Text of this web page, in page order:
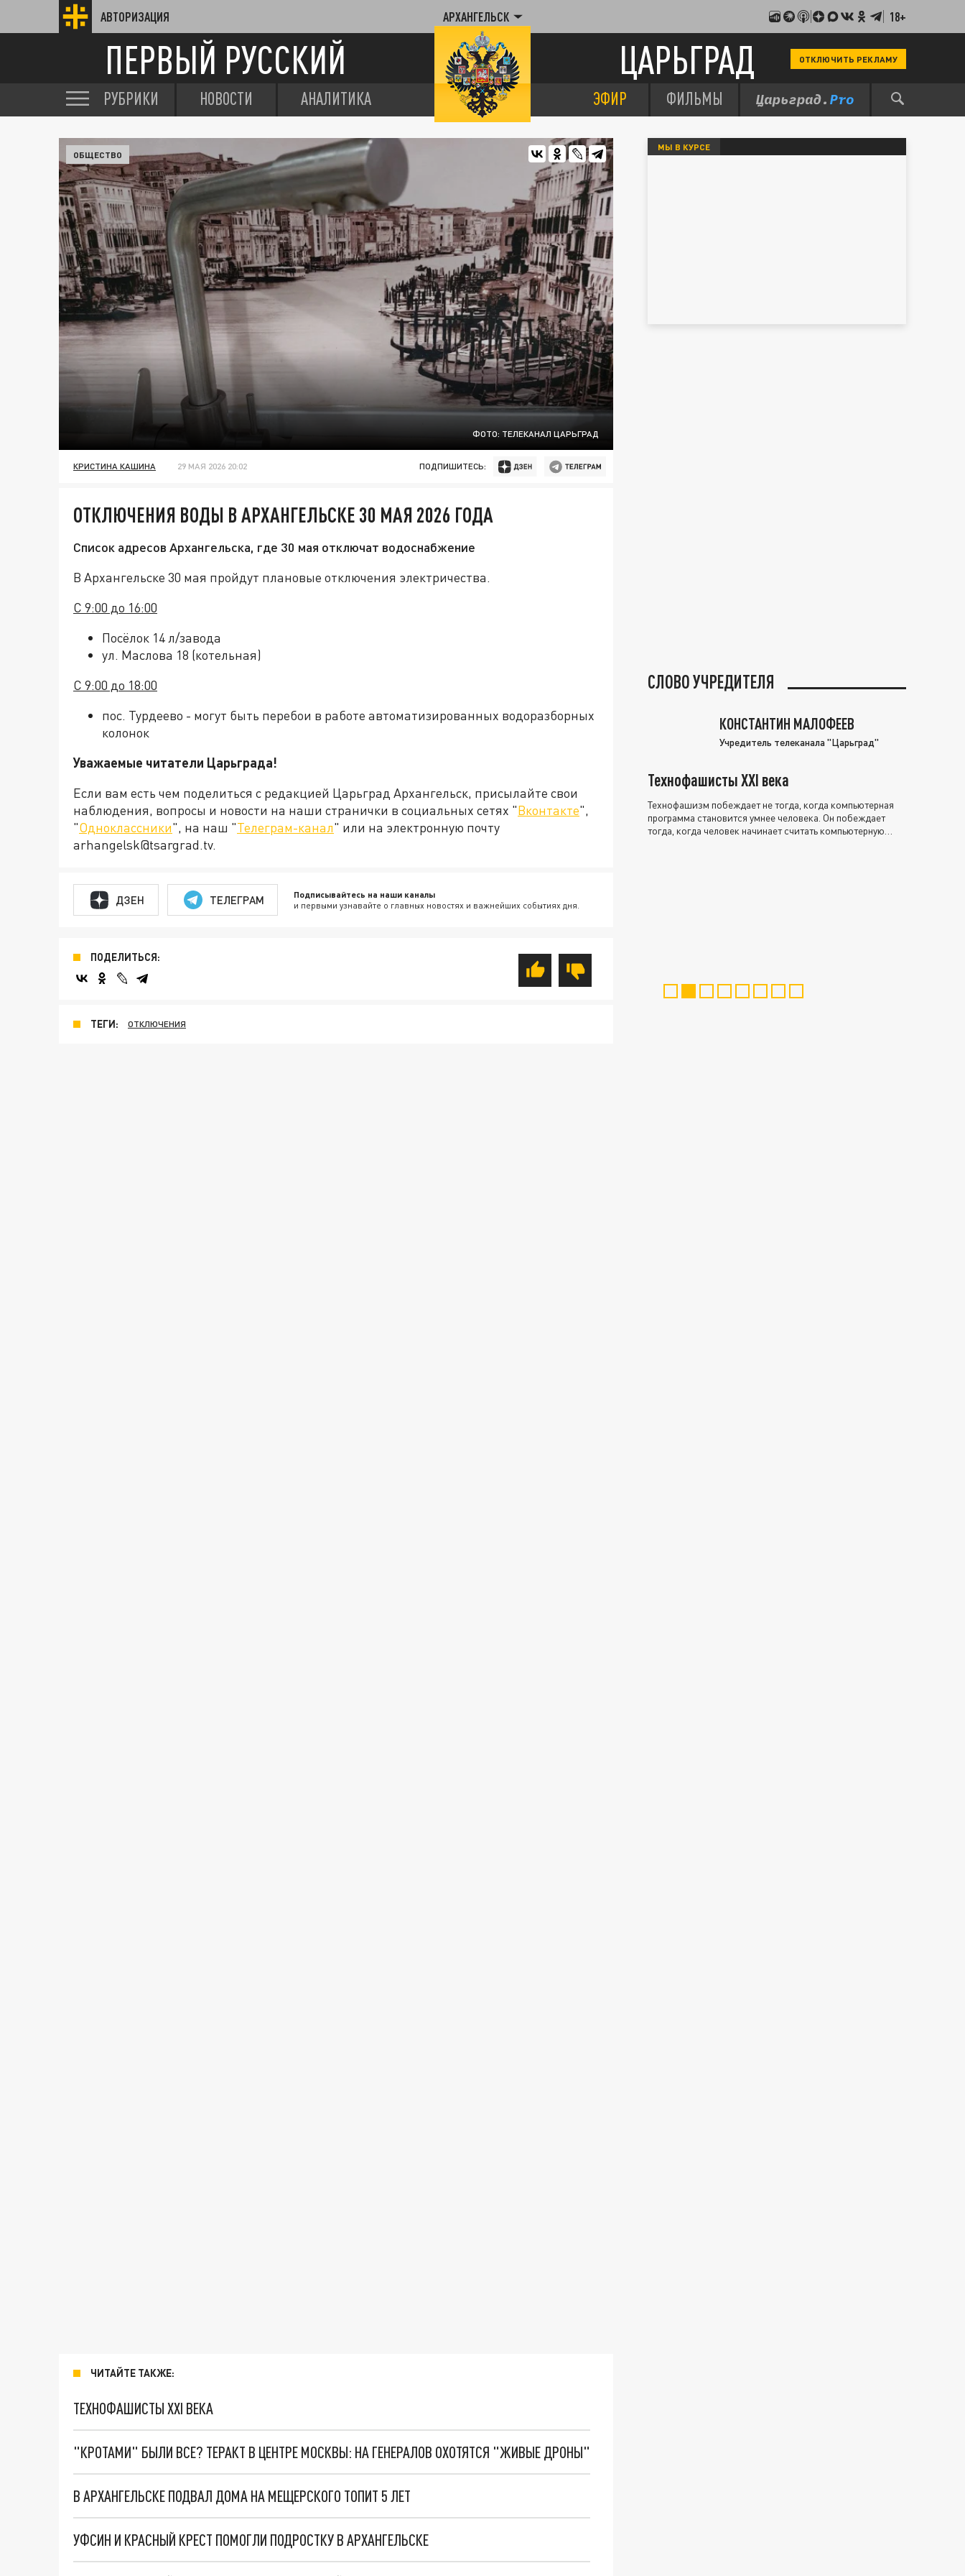
АВТОРИЗАЦИЯ АРХАНГЕЛЬСК 18+
ПЕРВЫЙ РУССКИЙ ЦАРЬГРАД ОТКЛЮЧИТЬ РЕКЛАМУ
РУБРИКИ НОВОСТИ АНАЛИТИКА ЭФИР ФИЛЬМЫ
ФОТО: ТЕЛЕКАНАЛ ЦАРЬГРАД
ОБЩЕСТВО
КРИСТИНА КАШИНА 29 МАЯ 2026 20:02 ПОДПИШИТЕСЬ:
ОТКЛЮЧЕНИЯ ВОДЫ В АРХАНГЕЛЬСКЕ 30 МАЯ 2026 ГОДА
Список адресов Архангельска, где 30 мая отключат водоснабжение
В Архангельске 30 мая пройдут плановые отключения электричества.
С 9:00 до 16:00
Посёлок 14 л/завода
ул. Маслова 18 (котельная)
С 9:00 до 18:00
пос. Турдеево - могут быть перебои в работе автоматизированных водоразборных
колонок
Уважаемые читатели Царьграда!
Если вам есть чем поделиться с редакцией Царьград Архангельск, присылайте свои
наблюдения, вопросы и новости на наши странички в социальных сетях "Вконтакте",
"Одноклассники", на наш "Телеграм-канал" или на электронную почту
arhangelsk@tsargrad.tv.
ДЗЕН ТЕЛЕГРАМ Подписывайтесь на наши каналы
и первыми узнавайте о главных новостях и важнейших событиях дня.
ПОДЕЛИТЬСЯ:
ТЕГИ: ОТКЛЮЧЕНИЯ
ЧИТАЙТЕ ТАКЖЕ:
ТЕХНОФАШИСТЫ XXI ВЕКА
"КРОТАМИ" БЫЛИ ВСЕ? ТЕРАКТ В ЦЕНТРЕ МОСКВЫ: НА ГЕНЕРАЛОВ ОХОТЯТСЯ "ЖИВЫЕ ДРОНЫ"
В АРХАНГЕЛЬСКЕ ПОДВАЛ ДОМА НА МЕЩЕРСКОГО ТОПИТ 5 ЛЕТ
УФСИН И КРАСНЫЙ КРЕСТ ПОМОГЛИ ПОДРОСТКУ В АРХАНГЕЛЬСКЕ
МЫ В КУРСЕ
СЛОВО УЧРЕДИТЕЛЯ
КОНСТАНТИН МАЛОФЕЕВ
Учредитель телеканала "Царьград"
Технофашисты XXI века
Технофашизм побеждает не тогда, когда компьютерная
программа становится умнее человека. Он побеждает
тогда, когда человек начинает считать компьютерную